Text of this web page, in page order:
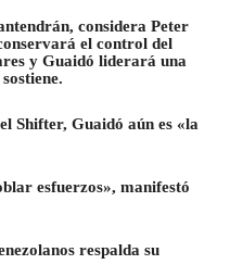
considera Peter
el control del
y Guaidó liderará una
Shifter, Guaidó aún es «la
esfuerzos», manifestó
respalda su